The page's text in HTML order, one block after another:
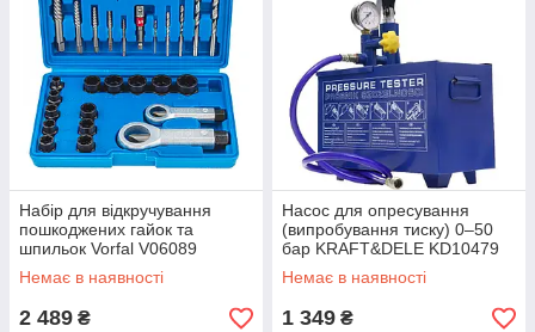
Набір для відкручування
пошкоджених гайок та
шпильок Vorfal V06089
Немає в наявності
2 489 ₴
Насос для опресування
(випробування тиску) 0–50
бар KRAFT&DELE KD10479
(12 л, манометр)
Немає в наявності
1 349 ₴